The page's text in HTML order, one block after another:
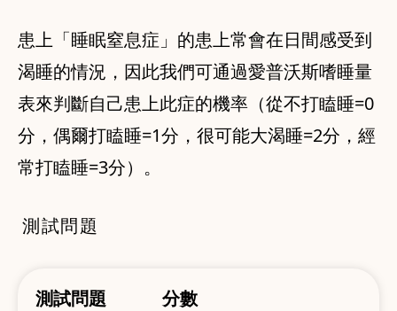
患上「睡眠窒息症」的患上常會在日間感受到
渴睡的情況，因此我們可通過愛普沃斯嗜睡量
表來判斷自己患上此症的機率（從不打瞌睡=0
分，偶爾打瞌睡=1分，很可能大渴睡=2分，經
常打瞌睡=3分）。
測試問題
測試問題 分數